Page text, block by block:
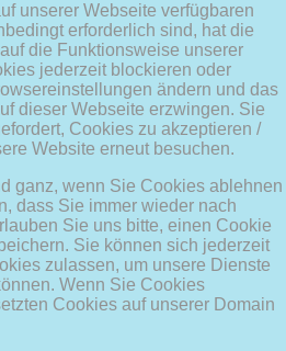
unserer Webseite verfügbaren
erforderlich sind, hat die
die Funktionsweise unserer
jederzeit blockieren oder
ändern und das
dieser Webseite erzwingen. Sie
Cookies zu akzeptieren /
Website erneut besuchen.
ganz, wenn Sie Cookies ablehnen
dass Sie immer wieder nach
Sie uns bitte, einen Cookie
Sie können sich jederzeit
zulassen, um unsere Dienste
Wenn Sie Cookies
Cookies auf unserer Domain